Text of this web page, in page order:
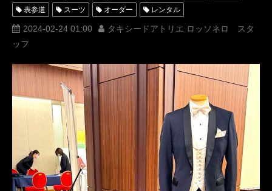
表参道 スーツ オーダー レンタル
オーダータキシード レンタルタキシード ロッソネロ
ブライダル
名古屋 オーダータキシード東京 オーダータキシード名古屋
新郎衣装 レンタルタキシード東京
レンタルタキシード名古屋 ROSSONERO
タキシードオーダー東京 タキシードレンタル東京
タキシード靴 青山 ミラノコレクション
Milano MILANOFASHIONWEEKMENS
オーダータキシード横浜 レンタルタキシード横浜
MilanoCollection Milanofashionweekwomens Milan
2024-02-24 01:00
タキシードアトリエ ロッソネロ スタ
ッフ